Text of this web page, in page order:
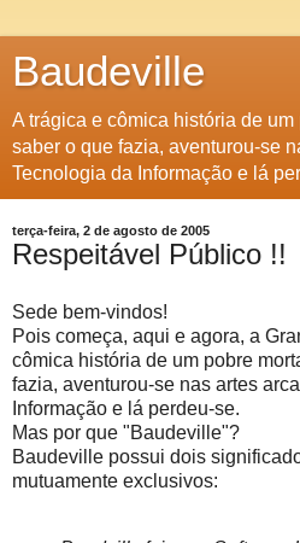
Baudeville
A trágica e cômica história de
saber o que fazia, aventurou-se
Tecnologia da Informação e lá
terça-feira, 2 de agosto de 2005
Respeitável Público !!
Sede bem-vindos!
Pois começa, aqui e agora, a
cômica história de um pobre
fazia, aventurou-se nas artes
Informação e lá perdeu-se.
Mas por que "Baudeville"?
Baudeville possui dois
mutuamente exclusivos: